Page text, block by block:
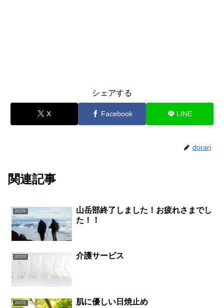
シェアする
X Facebook LINE
dorari
関連記事
2022年
山岳部終了しました！お疲れさまでし
た！！
2022年 介護サービス
2022年 肌に優しい日焼止め